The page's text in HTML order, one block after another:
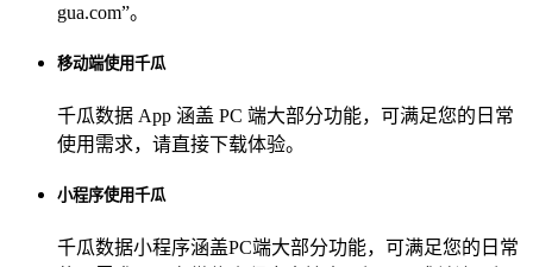
gua.com”。
移动端使用千瓜
千瓜数据 App 涵盖 PC 端大部分功能，可满足您的日常
使用需求，请直接下载体验。
小程序使用千瓜
千瓜数据小程序涵盖PC端大部分功能，可满足您的日常